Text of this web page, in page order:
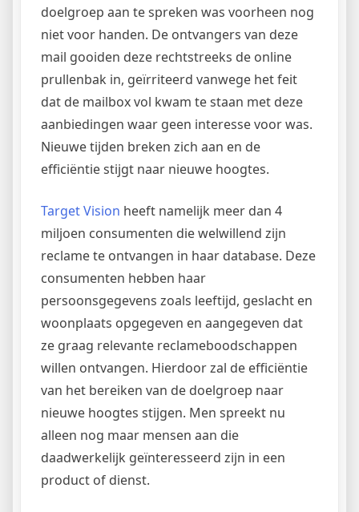
doelgroep aan te spreken was voorheen nog
niet voor handen. De ontvangers van deze
mail gooiden deze rechtstreeks de online
prullenbak in, geïrriteerd vanwege het feit
dat de mailbox vol kwam te staan met deze
aanbiedingen waar geen interesse voor was.
Nieuwe tijden breken zich aan en de
efficiëntie stijgt naar nieuwe hoogtes.
Target Vision heeft namelijk meer dan 4
miljoen consumenten die welwillend zijn
reclame te ontvangen in haar database. Deze
consumenten hebben haar
persoonsgegevens zoals leeftijd, geslacht en
woonplaats opgegeven en aangegeven dat
ze graag relevante reclameboodschappen
willen ontvangen. Hierdoor zal de efficiëntie
van het bereiken van de doelgroep naar
nieuwe hoogtes stijgen. Men spreekt nu
alleen nog maar mensen aan die
daadwerkelijk geïnteresseerd zijn in een
product of dienst.